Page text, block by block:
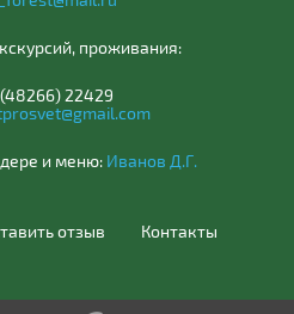
проживания:
22429
и меню: Иванов Д.Г.
отзыв Контакты